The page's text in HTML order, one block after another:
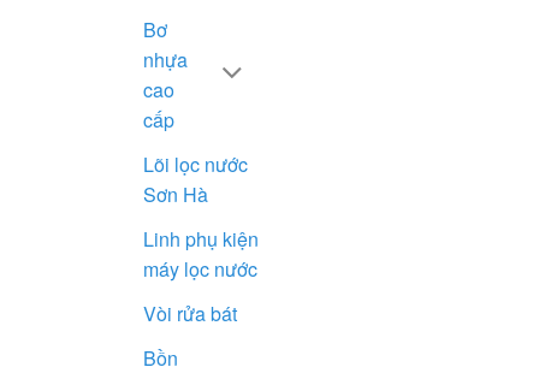
Bơ
nhựa
cao
cấp
Lõi lọc nước
Sơn Hà
Linh phụ kiện
máy lọc nước
Vòi rửa bát
Bồn